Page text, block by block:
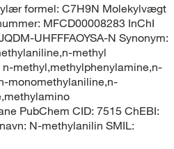
formel: C7H9N Molekylvægt
MFCD00008283 InChI
UHFFFAOYSA-N Synonym:
methyl
methyl,methylphenylamine,n-
monomethylaniline,n-
PubChem CID: 7515 ChEBI:
N-methylanilin SMIL: